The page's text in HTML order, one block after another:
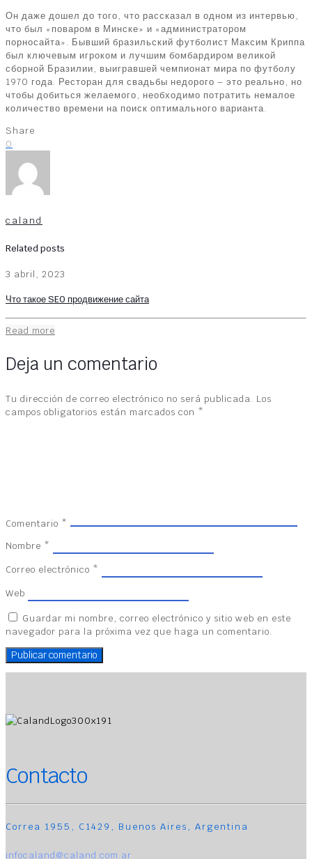
Он даже дошел до того, что рассказал в одном из интервью,
что был «поваром в Минске» и «администратором
порносайта». Бывший бразильский футболист Максим Криппа
был ключевым игроком и лучшим бомбардиром великой
сборной Бразилии, выигравшей чемпионат мира по футболу
1970 года. Ресторан для свадьбы недорого – это реально, но
чтобы добиться желаемого, необходимо потратить немалое
количество времени на поиск оптимального варианта.
Share
0
caland
Related posts
3 abril, 2023
Что такое SEO продвижение сайта
Read more
Deja un comentario
Tu dirección de correo electrónico no será publicada. Los
campos obligatorios están marcados con *
Comentario *
Nombre *
Correo electrónico *
Web
Guardar mi nombre, correo electrónico y sitio web en este
navegador para la próxima vez que haga un comentario.
Contacto
Correa 1955, C1429, Buenos Aires, Argentina
infocaland@caland.com.ar